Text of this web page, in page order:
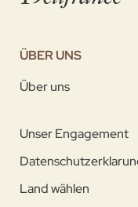
ÜBER UNS
Über uns
Unser Engagement
Land wählen